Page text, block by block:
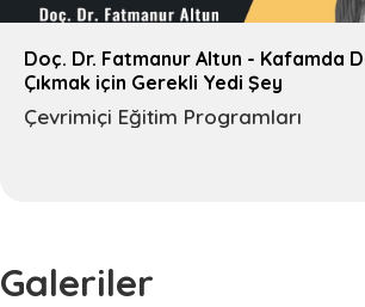
Doç. Dr. Fatmanur Altun - Kafamda
Çıkmak için Gerekli Yedi Şey
Çevrimiçi Eğitim Programları
Galeriler